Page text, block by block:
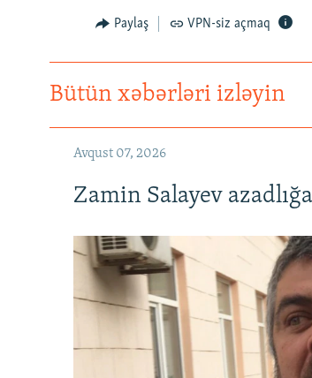
Paylaş VPN-siz açmaq
Bütün xəbərləri izləyin
Avqust 07, 2026
Zamin Salayev azadlığa